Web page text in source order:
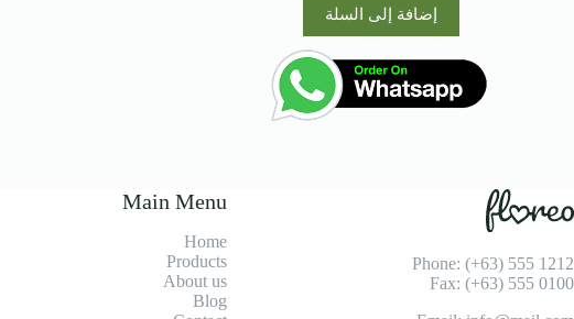
إضافة إلى السلة
Phone: (+63) 555 1212
Fax: (+63) 555 0100
Main Menu
Home
Products
About us
Blog